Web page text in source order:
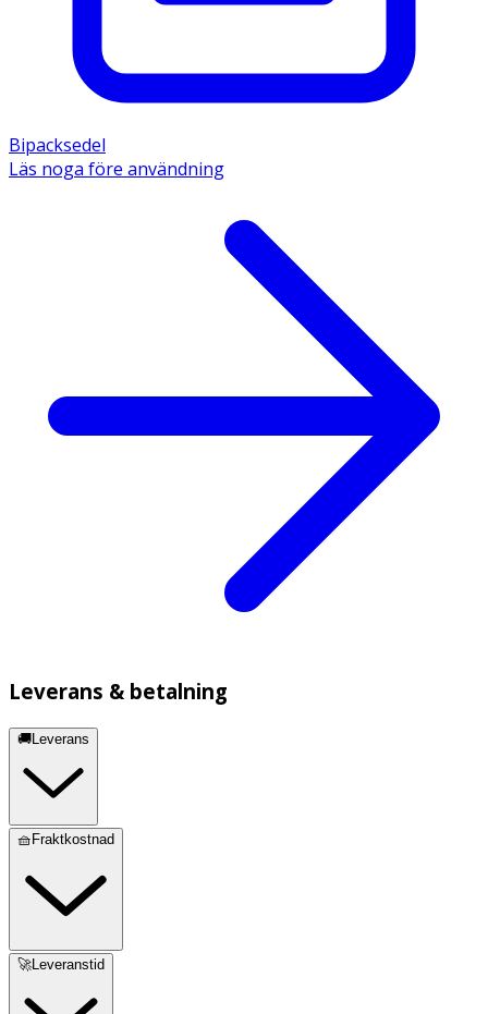
Bipacksedel
Läs noga före användning
Leverans & betalning
🚚Leverans
🧺Fraktkostnad
🚀Leveranstid